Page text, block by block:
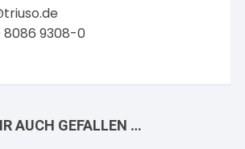
8086 9308-0
AUCH GEFALLEN …